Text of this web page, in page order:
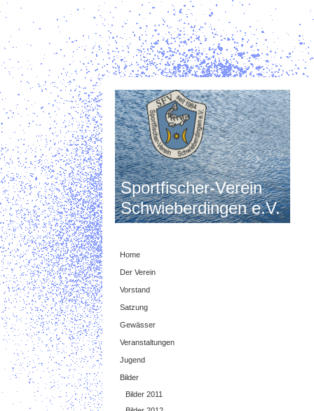
Sportfischer-Verein
Schwieberdingen e.V.
Home
Der Verein
Vorstand
Satzung
Gewässer
Veranstaltungen
Jugend
Bilder
Bilder 2011